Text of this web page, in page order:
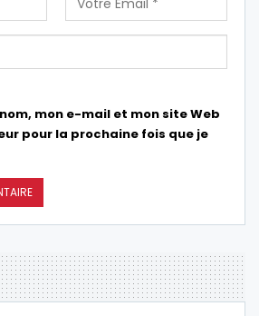
mon e-mail et mon site Web
pour la prochaine fois que je